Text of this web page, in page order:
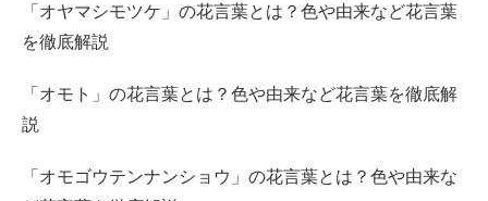
「オヤマシモツケ」の花言葉とは？色や由来など花言葉
を徹底解説
「オモト」の花言葉とは？色や由来など花言葉を徹底解
説
「オモゴウテンナンショウ」の花言葉とは？色や由来な